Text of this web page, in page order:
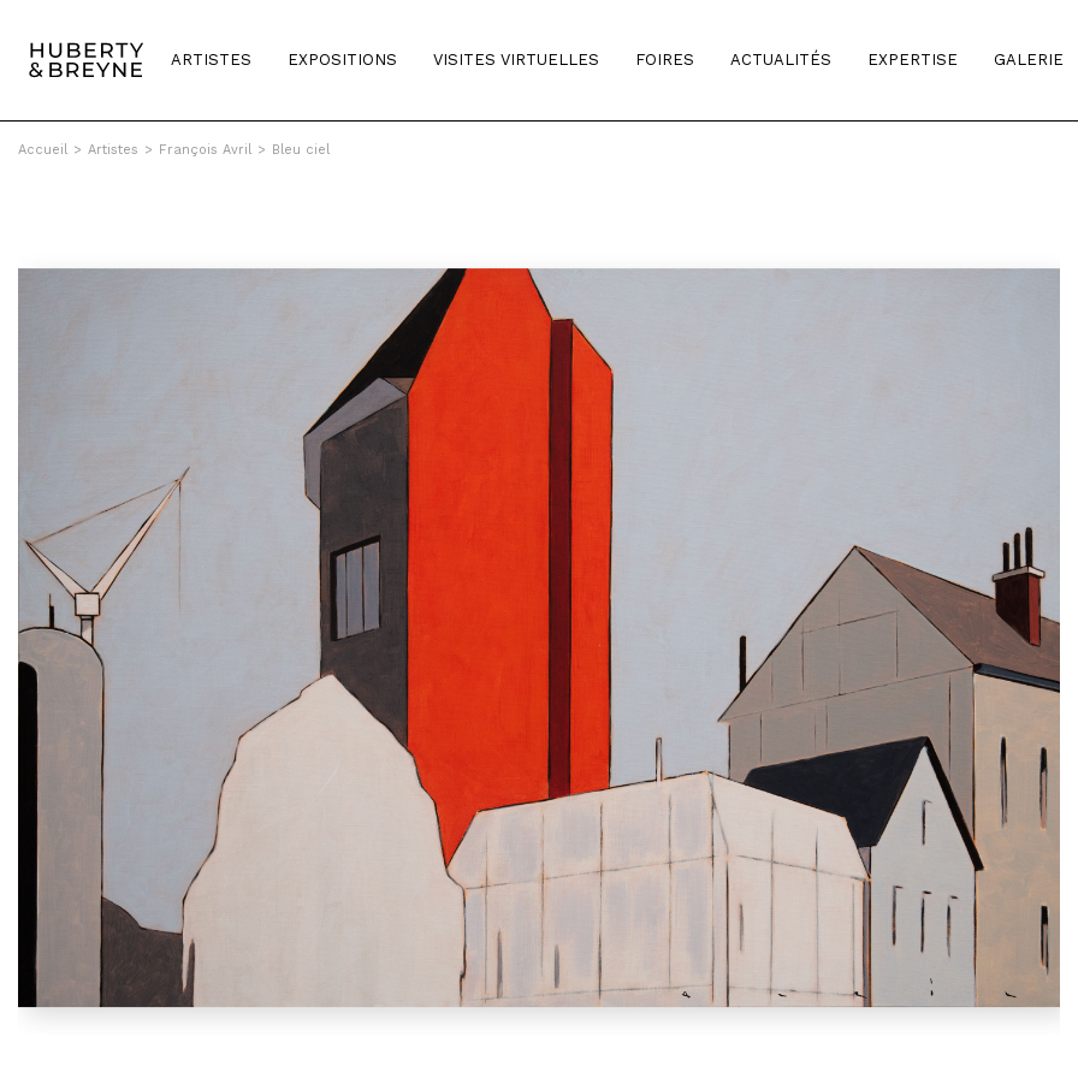
ARTISTES EXPOSITIONS VISITES VIRTUELLES FOIRES ACTUALITÉS EXPERTISE GALERIE
Accueil > Artistes > François Avril > Bleu ciel